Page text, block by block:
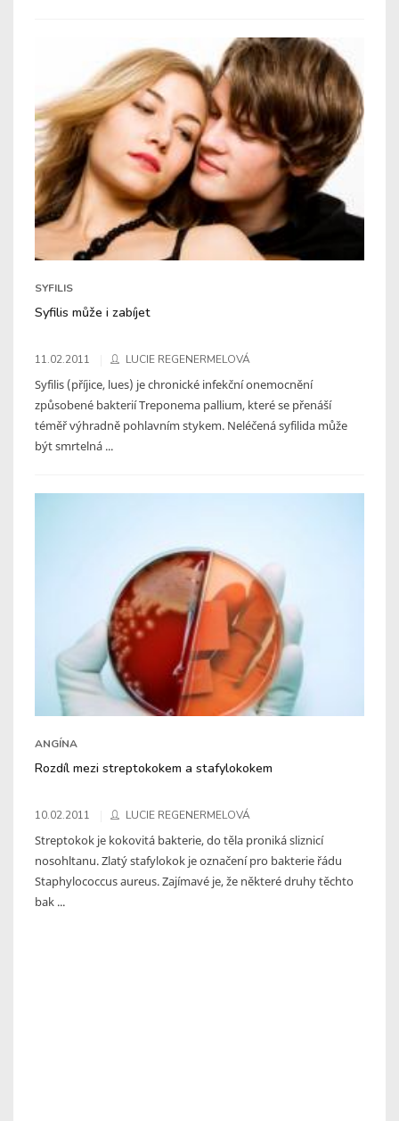
SYFILIS
Syfilis může i zabíjet
11.02.2011 LUCIE REGENERMELOVÁ
Syfilis (příjice, lues) je chronické infekční onemocnění
způsobené bakterií Treponema pallium, které se přenáší
téměř výhradně pohlavním stykem. Neléčená syfilida může
být smrtelná ...
ANGÍNA
Rozdíl mezi streptokokem a stafylokokem
10.02.2011 LUCIE REGENERMELOVÁ
Streptokok je kokovitá bakterie, do těla proniká sliznicí
nosohltanu. Zlatý stafylokok je označení pro bakterie řádu
Staphylococcus aureus. Zajímavé je, že některé druhy těchto
bak ...